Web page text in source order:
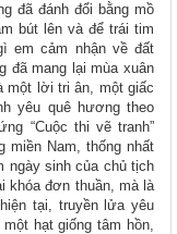
đã đánh đổi bằng mồ
bút lên và để trái tim
em cảm nhận về đất
đã mang lại mùa xuân
một lời tri ân, một giấc
yêu quê hương theo
“Cuộc thi vẽ tranh”
miền Nam, thống nhất
ngày sinh của chủ tịch
khóa đơn thuần, mà là
tại, truyền lửa yêu
hạt giống tâm hồn,